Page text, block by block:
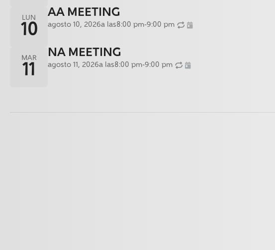
LUN
10
AA MEETING
agosto 10, 2026a las8:00 pm-9:00 pm
MAR
11
NA MEETING
agosto 11, 2026a las8:00 pm-9:00 pm